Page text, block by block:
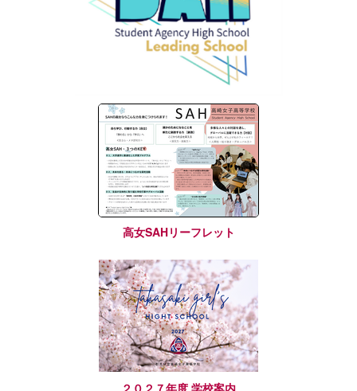
高女SAHリーフレット